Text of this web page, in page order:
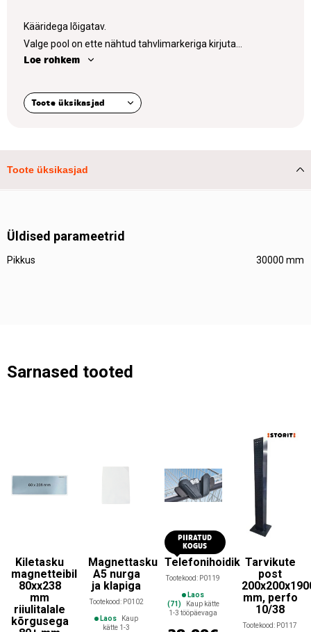
Kääridega lõigatav.
Valge pool on ette nähtud tahvlimarkeriga kirjuta...
Loe rohkem
Toote üksikasjad
Toote üksikasjad
Üldised parameetrid
Pikkus 30000 mm
Sarnased tooted
Kiletasku
magnetteibil
80xx238
mm
riiulitalale
kõrgusega
Magnettasku
A5 nurga
ja klapiga
Tootekood: P0102
Laos
Kaup
kätte 1-3
PIIRATUD
KOGUS
Telefonihoidik
Tootekood: P0119
Laos
(71)
Kaup kätte
1-3 tööpäevaga
Tarvikute
post
mm, perfo
10/38
Tootekood: P0117